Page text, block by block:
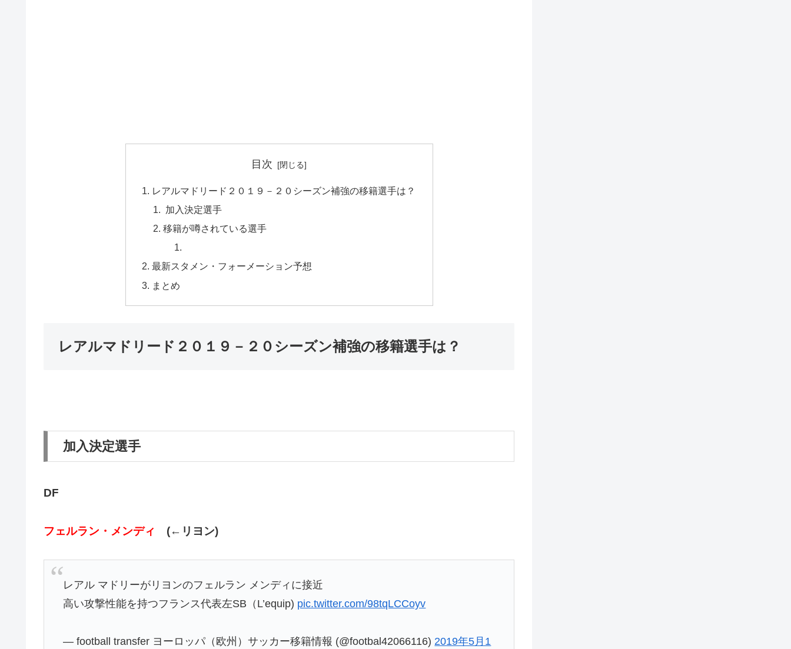
目次
レアルマドリード２０１９－２０シーズン補強の移籍選手は？
加入決定選手
移籍が噂されている選手
最新スタメン・フォーメーション予想
まとめ
レアルマドリード２０１９－２０シーズン補強の移籍選手は？
加入決定選手
DF
フェルラン・メンディ (←リヨン)
レアル マドリーがリヨンのフェルラン メンディに接近
高い攻撃性能を持つフランス代表左SB（L’equip) pic.twitter.com/98tqLCCoyv
— football transfer ヨーロッパ（欧州）サッカー移籍情報 (@footbal42066116) 2019年5月1